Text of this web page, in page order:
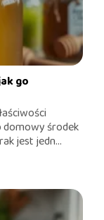
go
domowy środek
jest jedn...